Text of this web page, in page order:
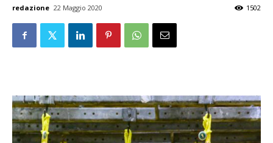
redazione 22 Maggio 2020 1502